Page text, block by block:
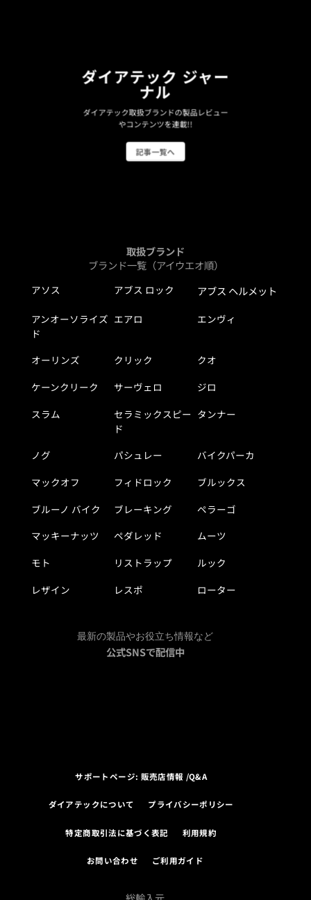
ダイアテック ジャー
ナル
ダイアテック取扱ブランドの製品レビュー
やコンテンツを連載!!
記事一覧へ
取扱ブランド
ブランド一覧（アイウエオ順）
アソス アブス ロック アブス ヘルメット
アンオーソライズ
ド
エアロ エンヴィ
オーリンズ クリック
クオ
ケーンクリーク
サーヴェロ
ジロ
スラム
セラミックスピー
ド
タンナー
ノグ パシュレー
バイクパーカ
マックオフ
フィドロック
ブルックス
ブルーノ バイク
ブレーキング
ペラーゴ
マッキーナッツ
ペダレッド
ムーツ
モト
リストラップ
ルック
レザイン
レスポ ローター
最新の製品やお役立ち情報など
公式SNSで配信中
サポートページ: 販売店情報 /Q&A
ダイアテックについて プライバシーポリシー
特定商取引法に基づく表記 利用規約
お問い合わせ ご利用ガイド